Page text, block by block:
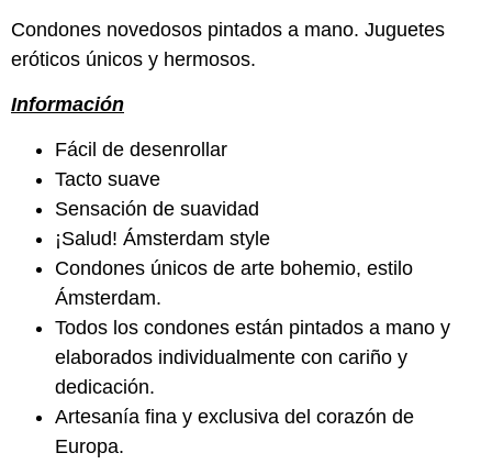
Condones novedosos pintados a mano. Juguetes
eróticos únicos y hermosos.
Información
Fácil de desenrollar
Tacto suave
Sensación de suavidad
¡Salud! Ámsterdam style
Condones únicos de arte bohemio, estilo
Ámsterdam.
Todos los condones están pintados a mano y
elaborados individualmente con cariño y
dedicación.
Artesanía fina y exclusiva del corazón de
Europa.